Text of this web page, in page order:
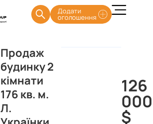
Додати
оголошення
Продаж
будинку 2
кімнати
176 кв. м.
Л.
126
000
$